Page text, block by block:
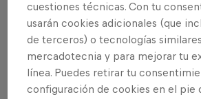
Felix Baumgartner
Austria
Gracias, Félix.
cuestiones técnicas. Con tu
usarán cookies adicionales (que
de terceros) o tecnologías
mercadotecnia y para mejorar tu
línea. Puedes retirar tu
configuración de cookies en el pie